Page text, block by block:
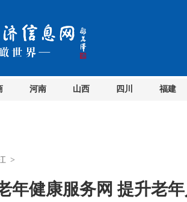
河南 山西 四川 福建
>
年健康服务网 提升老